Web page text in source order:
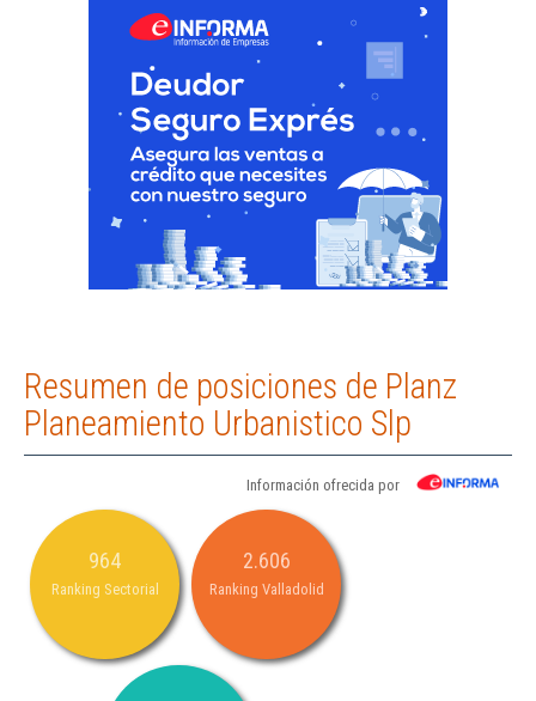
Resumen de posiciones de Planz
Planeamiento Urbanistico Slp
Información ofrecida por
964
Ranking Sectorial
2.606
Ranking Valladolid